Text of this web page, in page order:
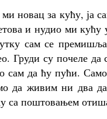
новац за кућу, ја
и нудио ми кућу
сам се
Груди су почеле
сам да ћу пући.
да живим ни два
поштовањем